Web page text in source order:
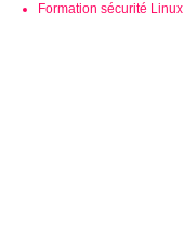
Formation sécurité Linux